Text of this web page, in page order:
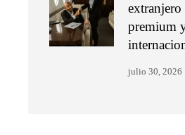
premium
julio 30, 2026